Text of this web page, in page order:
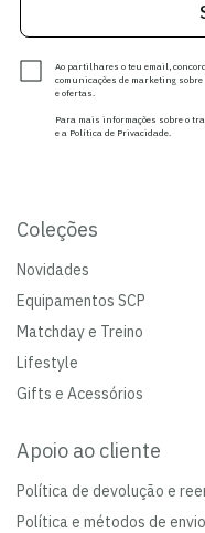
Ao partilhares o teu email,
comunicações de marketing sobre
e ofertas.
Para mais informações sobre o
e a Política de Privacidade.
Coleções
Novidades
Equipamentos SCP
Matchday e Treino
Lifestyle
Gifts e Acessórios
Apoio ao cliente
Política de devolução e
Política e métodos de envio